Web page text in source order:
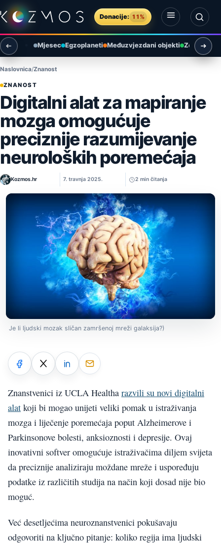
Preskoči na sadržaj
Donacije: 11%
Otvori izbornik
Otvori pretragu
Mjesec Egzoplaneti Međuzvjezdani objekti Zemlja i
Naslovnica Znanost
ZNANOST
Digitalni alat za mapiranje
mozga omogućuje
preciznije razumijevanje
neuroloških poremećaja
Kozmos.hr 7. travnja 2025. 2 min čitanja
Je li ljudski mozak sličan zamršenoj mreži galaksija?)
Znanstvenici iz UCLA Healtha razvili su novi digitalni
alat koji bi mogao unijeti veliki pomak u istraživanja
mozga i liječenje poremećaja poput Alzheimerove i
Parkinsonove bolesti, anksioznosti i depresije. Ovaj
inovativni softver omogućuje istraživačima diljem svijeta
da preciznije analiziraju moždane mreže i uspoređuju
podatke iz različitih studija na način koji dosad nije bio
moguć.
Već desetljećima neuroznanstvenici pokušavaju
odgovoriti na ključno pitanje: koliko regija ima ljudski